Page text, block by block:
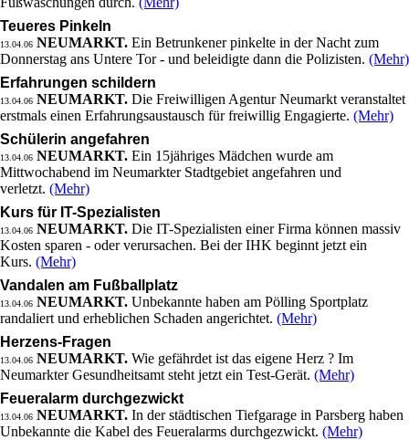
Teueres Pinkeln
13.04.06 NEUMARKT. Ein Betrunkener pinkelte in der Nacht zum
Donnerstag ans Untere Tor - und beleidigte dann die Polizisten. (Mehr)
Erfahrungen schildern
13.04.06 NEUMARKT. Die Freiwilligen Agentur Neumarkt veranstaltet
erstmals einen Erfahrungsaustausch für freiwillig Engagierte. (Mehr)
Schülerin angefahren
13.04.06 NEUMARKT. Ein 15jähriges Mädchen wurde am
Mittwochabend im Neumarkter Stadtgebiet angefahren und
verletzt. (Mehr)
Kurs für IT-Spezialisten
13.04.06 NEUMARKT. Die IT-Spezialisten einer Firma können massiv
Kosten sparen - oder verursachen. Bei der IHK beginnt jetzt ein
Kurs. (Mehr)
Vandalen am Fußballplatz
13.04.06 NEUMARKT. Unbekannte haben am Pölling Sportplatz
randaliert und erheblichen Schaden angerichtet. (Mehr)
Herzens-Fragen
13.04.06 NEUMARKT. Wie gefährdet ist das eigene Herz ? Im
Neumarkter Gesundheitsamt steht jetzt ein Test-Gerät. (Mehr)
Feueralarm durchgezwickt
13.04.06 NEUMARKT. In der städtischen Tiefgarage in Parsberg haben
Unbekannte die Kabel des Feueralarms durchgezwickt. (Mehr)